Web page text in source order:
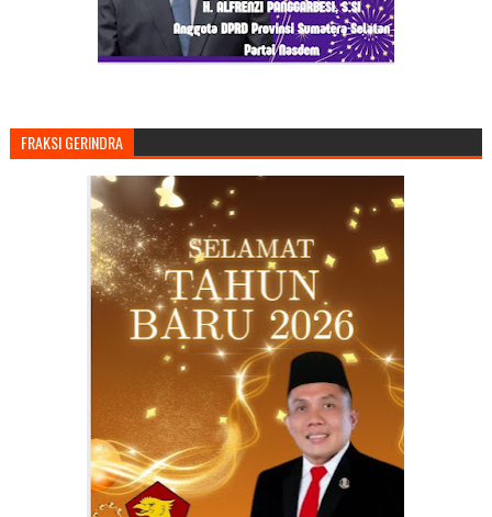
FRAKSI GERINDRA